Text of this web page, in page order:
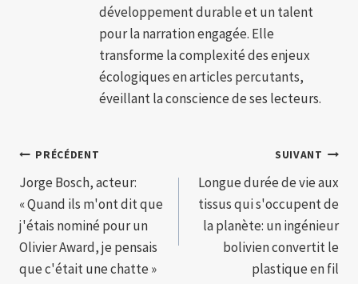
développement durable et un talent
pour la narration engagée. Elle
transforme la complexité des enjeux
écologiques en articles percutants,
éveillant la conscience de ses lecteurs.
Navigation
de
l’article
PRÉCÉDENT
Jorge Bosch, acteur:
« Quand ils m'ont dit que
j'étais nominé pour un
Olivier Award, je pensais
que c'était une chatte »
SUIVANT
Longue durée de vie aux
tissus qui s'occupent de
la planète: un ingénieur
bolivien convertit le
plastique en fil